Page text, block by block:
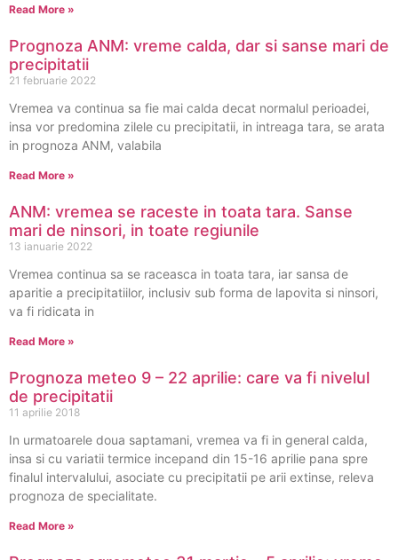
Read More »
Prognoza ANM: vreme calda, dar si sanse mari de
precipitatii
21 februarie 2022
Vremea va continua sa fie mai calda decat normalul perioadei,
insa vor predomina zilele cu precipitatii, in intreaga tara, se arata
in prognoza ANM, valabila
Read More »
ANM: vremea se raceste in toata tara. Sanse
mari de ninsori, in toate regiunile
13 ianuarie 2022
Vremea continua sa se raceasca in toata tara, iar sansa de
aparitie a precipitatiilor, inclusiv sub forma de lapovita si ninsori,
va fi ridicata in
Read More »
Prognoza meteo 9 – 22 aprilie: care va fi nivelul
de precipitatii
11 aprilie 2018
In urmatoarele doua saptamani, vremea va fi in general calda,
insa si cu variatii termice incepand din 15-16 aprilie pana spre
finalul intervalului, asociate cu precipitatii pe arii extinse, releva
prognoza de specialitate.
Read More »